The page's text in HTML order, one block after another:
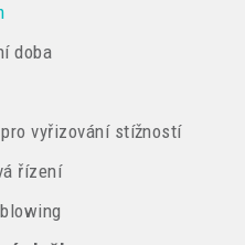
doba
vyřizování stížností
řízení